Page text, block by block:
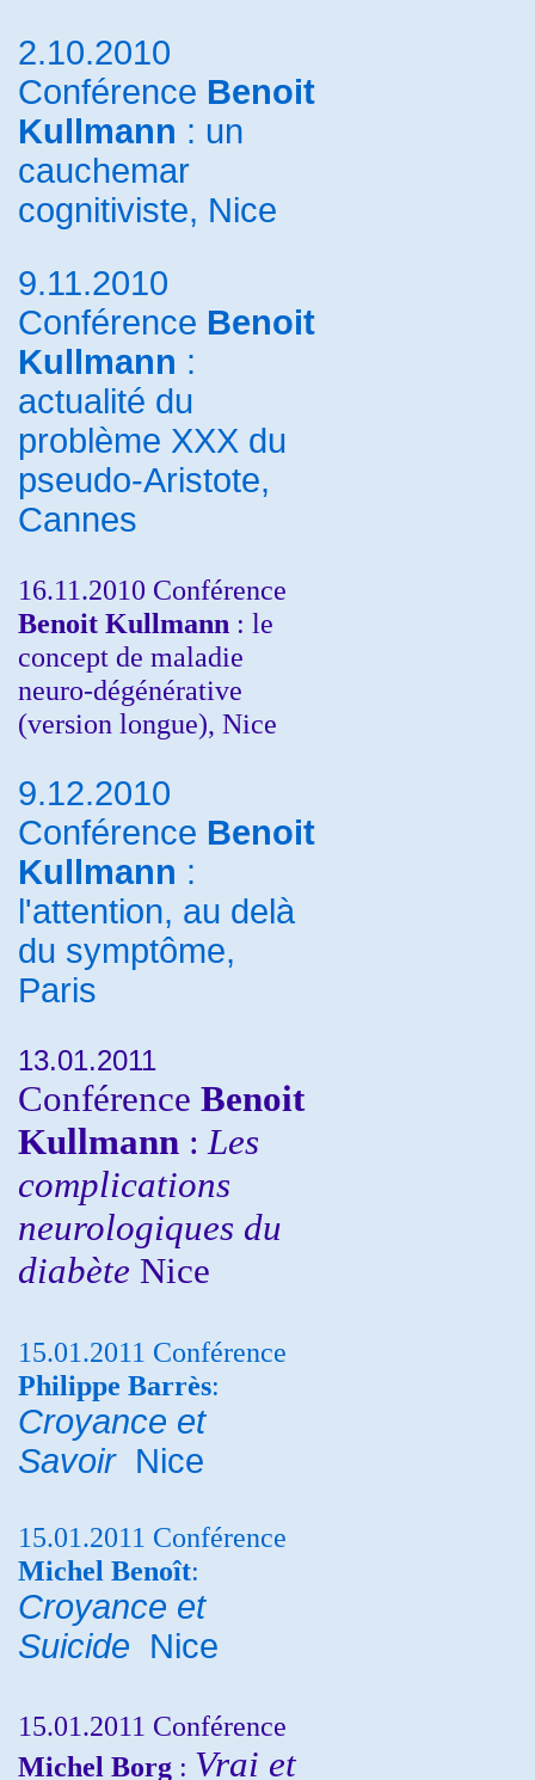
2.10.2010
Conférence Benoit
Kullmann : un
cauchemar
cognitiviste, Nice
9.11.2010
Conférence Benoit
Kullmann :
actualité du
problème XXX du
pseudo-Aristote,
Cannes
16.11.2010 Conférence
Benoit Kullmann : le
concept de maladie
neuro-dégénérative
(version longue), Nice
9.12.2010
Conférence Benoit
Kullmann :
l'attention, au delà
du symptôme,
Paris
13.01.2011
Conférence Benoit
Kullmann : Les
complications
neurologiques du
diabète Nice
15.01.2011 Conférence
Philippe Barrès:
Croyance et
Savoir Nice
15.01.2011 Conférence
Michel Benoît:
Croyance et
Suicide Nice
15.01.2011 Conférence
Michel Borg : Vrai et